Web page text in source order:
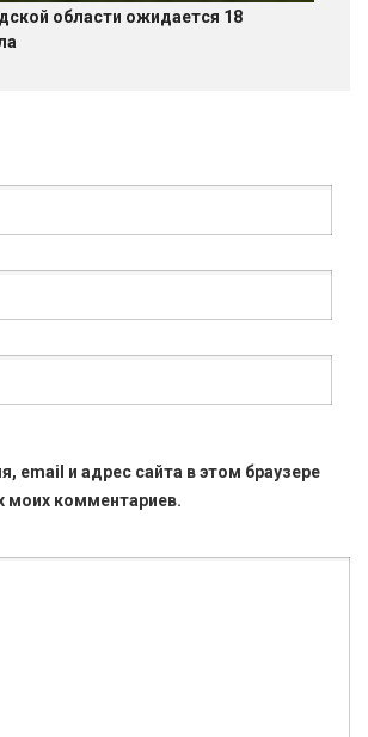
области ожидается 18
email и адрес сайта в этом браузере
комментариев.